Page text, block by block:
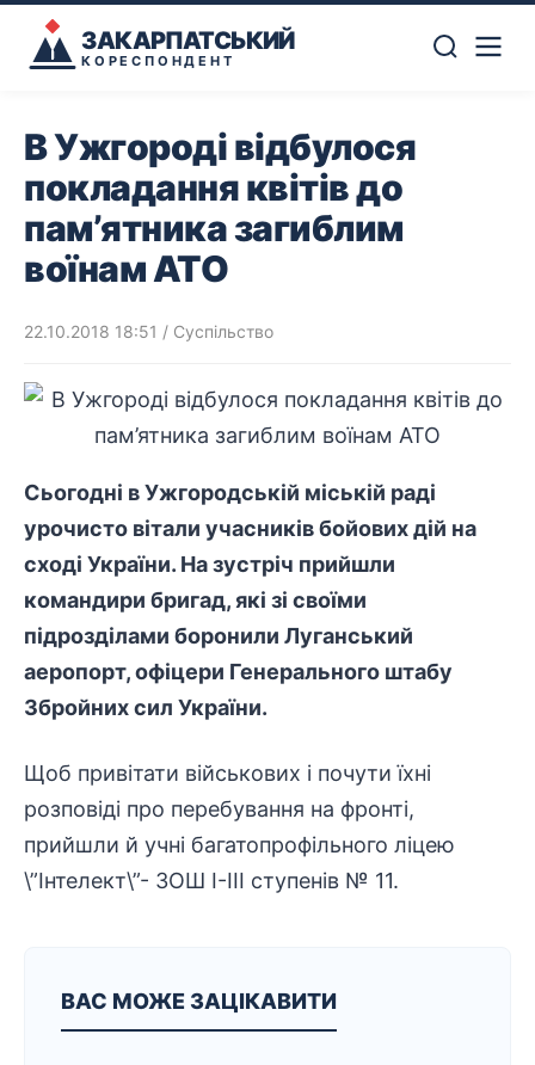
ЗАКАРПАТСЬКИЙ
КОРЕСПОНДЕНТ
В Ужгороді відбулося
покладання квітів до
пам’ятника загиблим
воїнам АТО
22.10.2018 18:51 / Суспільство
Сьогодні в Ужгородській міській раді
урочисто вітали учасників бойових дій на
сході України. На зустріч прийшли
командири бригад, які зі своїми
підрозділами боронили Луганський
аеропорт, офіцери Генерального штабу
Збройних сил України.
Щоб привітати військових і почути їхні
розповіді про перебування на фронті,
прийшли й учні багатопрофільного ліцею
\”Інтелект\”- ЗОШ І-ІІІ ступенів № 11.
ВАС МОЖЕ ЗАЦІКАВИТИ